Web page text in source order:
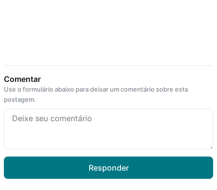
Comentar
Use o formulário abaixo para deixar um comentário sobre esta
postagem.
Responder